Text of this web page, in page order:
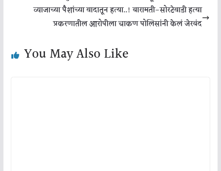
व्याजाच्या पैशांच्या वादातून हत्या..! बारामती-सोरटेवाडी हत्या
प्रकरणातील आरोपीला चाकण पोलिसांनी केलं जेरबंद
You May Also Like